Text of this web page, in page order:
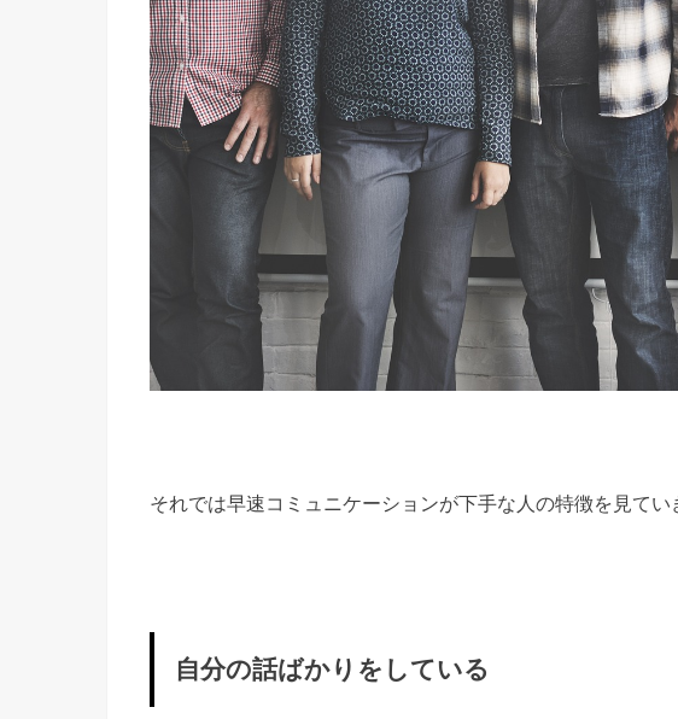
それでは早速コミュニケーションが下手な人の特徴を見てい
自分の話ばかりをしている